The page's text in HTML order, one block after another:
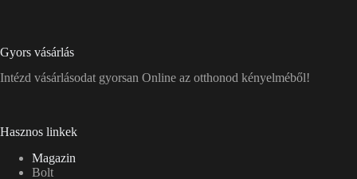
Gyors vásárlás
Intézd vásárlásodat gyorsan Online az otthonod kényelméből!
Hasznos linkek
Magazin
Bolt